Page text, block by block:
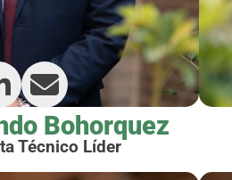
Bohorquez
Técnico Líder